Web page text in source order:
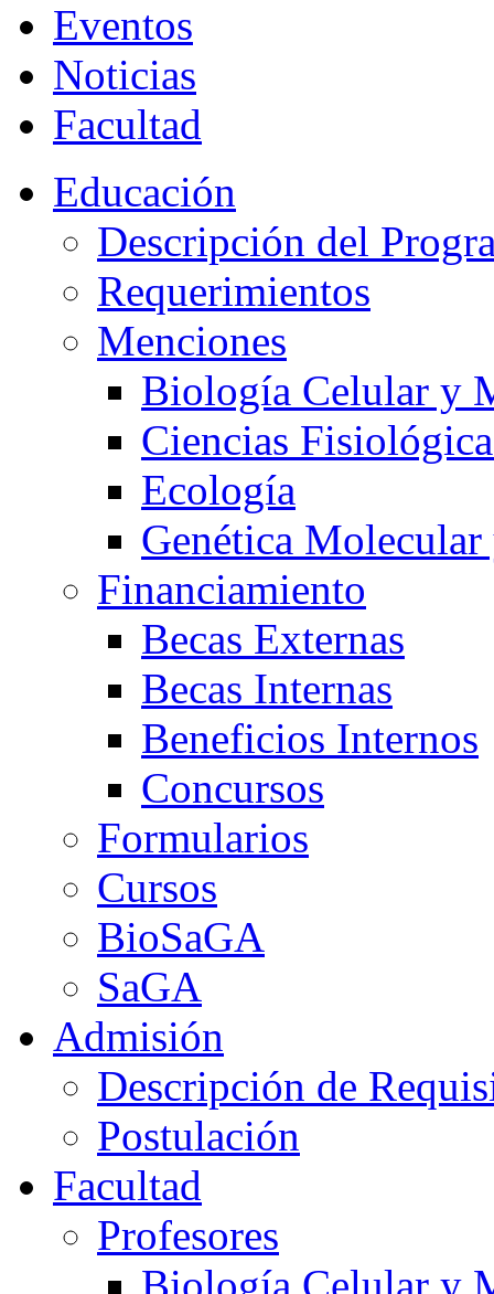
Eventos
Noticias
Facultad
Educación
Descripción del
Requerimientos
Menciones
Biología Celular y
Ciencias
Ecología
Genética
Financiamiento
Becas Externas
Becas Internas
Beneficios Internos
Concursos
Formularios
Cursos
BioSaGA
SaGA
Admisión
Descripción de
Postulación
Facultad
Profesores